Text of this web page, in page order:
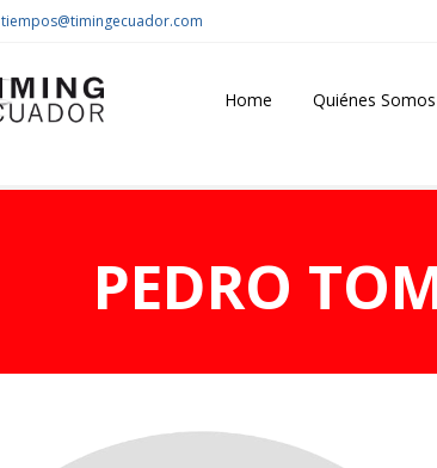
tiempos@timingecuador.com
Home Quiénes Somos
PEDRO